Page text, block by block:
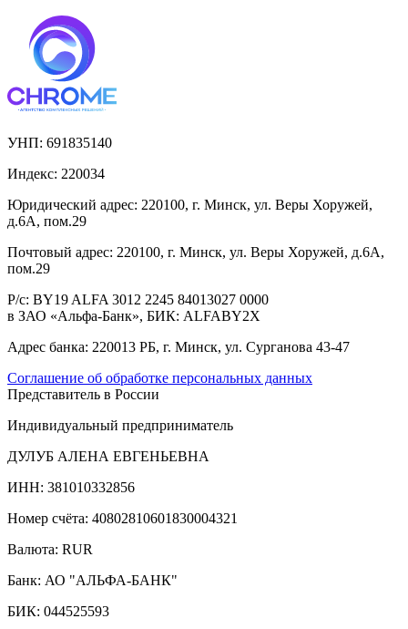
УНП: 691835140
Индекс: 220034
Юридический адрес: 220100, г. Минск, ул. Веры Хоружей,
д.6А, пом.29
Почтовый адрес: 220100, г. Минск, ул. Веры Хоружей, д.6А,
пом.29
Р/с: BY19 ALFA 3012 2245 84013027 0000
в ЗАО «Альфа-Банк», БИК: ALFABY2X
Адрес банка: 220013 РБ, г. Минск, ул. Сурганова 43-47
Соглашение об обработке персональных данных
Представитель в России
Индивидуальный предприниматель
ДУЛУБ АЛЕНА ЕВГЕНЬЕВНА
ИНН: 381010332856
Номер счёта: 40802810601830004321
Валюта: RUR
Банк: АО "АЛЬФА-БАНК"
БИК: 044525593